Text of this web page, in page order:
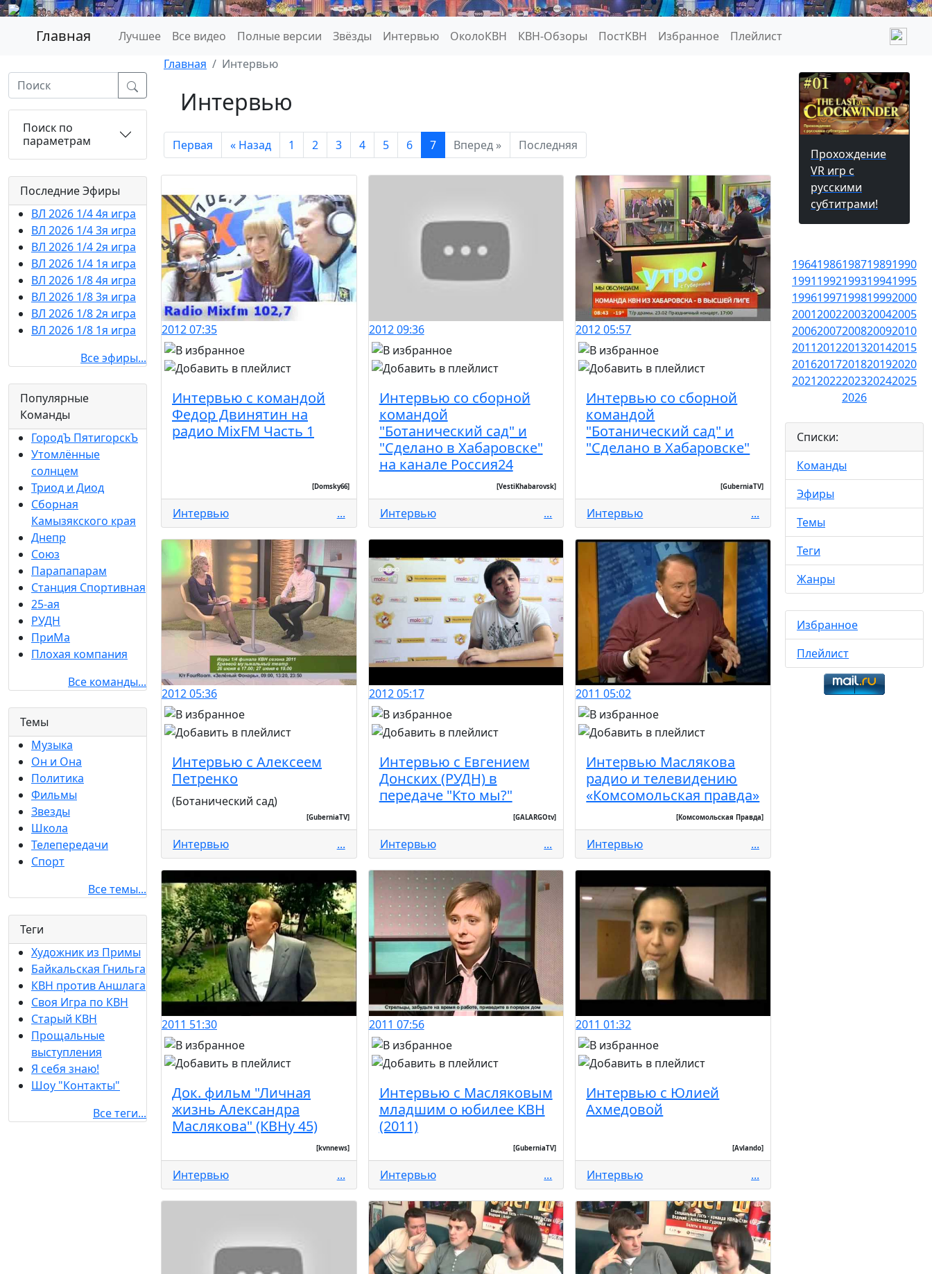
Главная Лучшее Все видео Полные версии Звёзды Интервью ОколоКВН КВН-Обзоры ПостКВН Избранное Плейлист
Поиск по
параметрам
Последние Эфиры
ВЛ 2026 1/4 4я игра
ВЛ 2026 1/4 3я игра
ВЛ 2026 1/4 2я игра
ВЛ 2026 1/4 1я игра
ВЛ 2026 1/8 4я игра
ВЛ 2026 1/8 3я игра
ВЛ 2026 1/8 2я игра
ВЛ 2026 1/8 1я игра
Все эфиры...
Популярные
Команды
ГородЪ ПятигорскЪ
Утомлённые
солнцем
Триод и Диод
Сборная
Камызякского края
Днепр
Союз
Парапапарам
Станция Спортивная
25-ая
РУДН
ПриМа
Плохая компания
Все команды...
Темы
Музыка
Он и Она
Политика
Фильмы
Звезды
Школа
Телепередачи
Спорт
Все темы...
Теги
Художник из Примы
Байкальская Гнильга
КВН против Аншлага
Своя Игра по КВН
Старый КВН
Прощальные
выступления
Я себя знаю!
Шоу "Контакты"
Все теги...
Главная Интервью
Интервью
Первая « Назад 1 2 3 4 5 6 7 Вперед » Последняя
201207:35
Интервью с командой
Федор Двинятин на
радио MixFM Часть 1
[Domsky66]
Интервью ...
201209:36
Интервью со сборной
командой
"Ботанический сад" и
"Сделано в Хабаровске"
на канале Россия24
[VestiKhabarovsk]
Интервью ...
201205:57
Интервью со сборной
командой
"Ботанический сад" и
"Сделано в Хабаровске"
[GuberniaTV]
Интервью ...
201205:36
Интервью с Алексеем
Петренко
(Ботанический сад)
[GuberniaTV]
Интервью ...
201205:17
Интервью с Евгением
Донских (РУДН) в
передаче "Кто мы?"
[GALARGOtv]
Интервью ...
201105:02
Интервью Маслякова
радио и телевидению
«Комсомольская правда»
[Комсомольская Правда]
Интервью ...
2011 51:30
Док. фильм "Личная
жизнь Александра
Маслякова" (КВНу 45)
[kvnnews]
Интервью ...
2011 07:56
Интервью с Масляковым
младшим о юбилее КВН
(2011)
[GuberniaTV]
Интервью ...
201101:32
Интервью с Юлией
Ахмедовой
[Avlando]
Интервью ...
Прохождение
VR игр с
русскими
субтитрами!
19641986198719891990
19911992199319941995
19961997199819992000
20012002200320042005
20062007200820092010
20112012201320142015
20162017201820192020
20212022202320242025
2026
Списки:
Команды
Эфиры
Темы
Теги
Жанры
Избранное
Плейлист